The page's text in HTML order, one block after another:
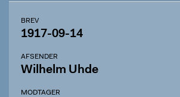
BREV
1917-09-14
AFSENDER
Wilhelm Uhde
MODTAGER